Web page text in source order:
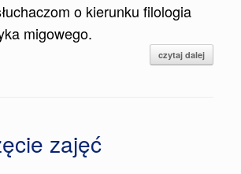
o kierunku filologia
migowego.
czytaj dalej
zajęć